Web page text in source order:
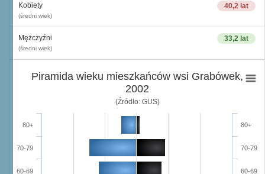
40,2 lat
Kobiety
(średni wiek)
33,2 lat
Mężczyźni
(średni wiek)
Piramida wieku mieszkańców wsi Grabówek,
2002
(Źródło: GUS)
60-69
70-79
80+
60-69
70-79
80+